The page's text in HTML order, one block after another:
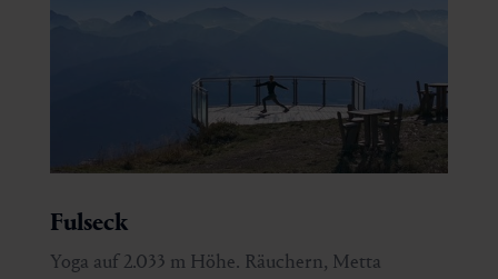
Fulseck
Yoga auf 2.033 m Höhe. Räuchern, Metta